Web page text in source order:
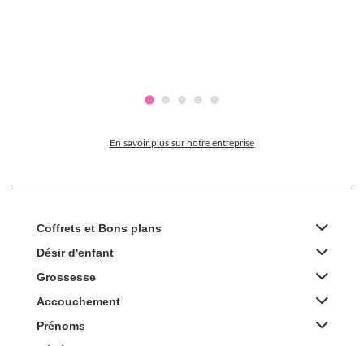
En savoir plus sur notre entreprise
Coffrets et Bons plans
Désir d'enfant
Grossesse
Accouchement
Prénoms